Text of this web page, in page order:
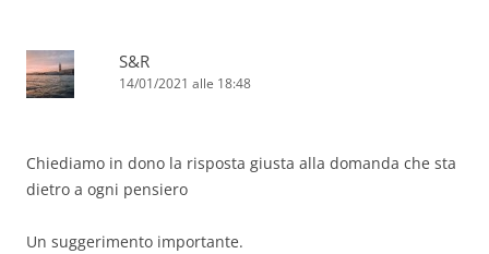
S&R
14/01/2021 alle 18:48
Chiediamo in dono la risposta giusta alla domanda che sta
dietro a ogni pensiero
Un suggerimento importante.